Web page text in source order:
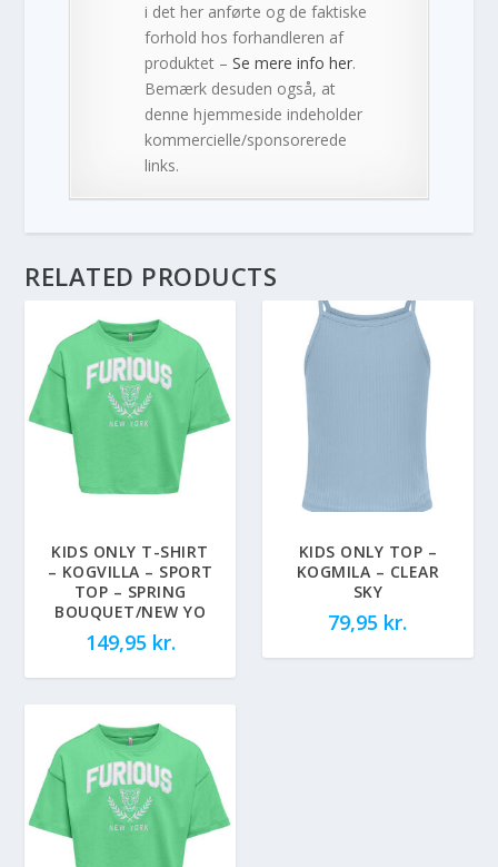
i det her anførte og de faktiske
forhold hos forhandleren af
produktet –Se mere info her.
Bemærk desuden også, at
denne hjemmeside indeholder
kommercielle/sponsorerede
links.
RELATED PRODUCTS
KIDS ONLY T-SHIRT
– KOGVILLA – SPORT
TOP – SPRING
BOUQUET/NEW YO
149,95 kr.
KIDS ONLY TOP –
KOGMILA – CLEAR
SKY
79,95 kr.